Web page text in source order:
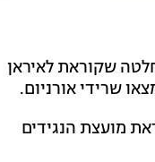
שקוראת לאיראן
שרידי אורניום.
קוראת מועצת הנגידים